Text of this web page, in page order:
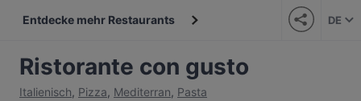
Entdecke mehr Restaurants DE
Ristorante con gusto
Italienisch, Pizza, Mediterran, Pasta